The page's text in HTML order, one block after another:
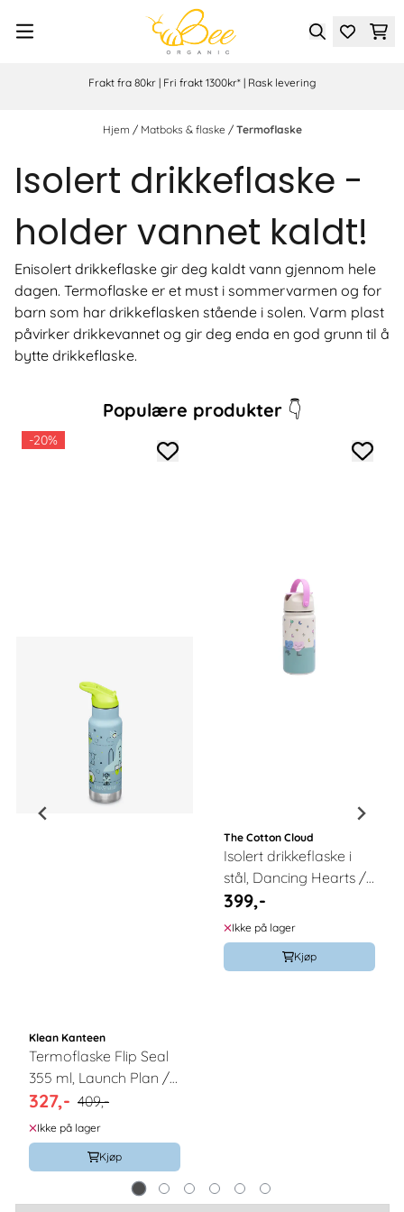
Frakt fra 80kr | Fri frakt 1300kr* | Rask levering
Hjem / Matboks & flaske / Termoflaske
Isolert drikkeflaske -
holder vannet kaldt!
Enisolert drikkeflaske gir deg kaldt vann gjennom hele
dagen. Termoflaske er et must i sommervarmen og for
barn som har drikkeflasken stående i solen. Varm plast
påvirker drikkevannet og gir deg enda en god grunn til å
bytte drikkeflaske.
Populære produkter 👇
-20%
Klean Kanteen
Termoflaske Flip Seal
355 ml, Launch Plan /
Klean Kanteen
327,- 409,-
Ikke på lager
Kjøp
The Cotton Cloud
Isolert drikkeflaske i
stål, Dancing Hearts /
The Cotton Cloud
399,-
Ikke på lager
Kjøp